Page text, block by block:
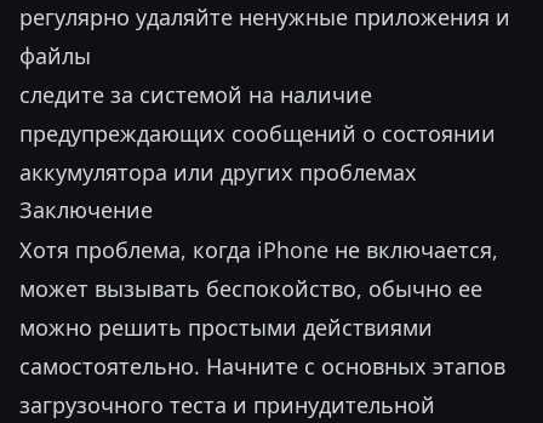
регулярно удаляйте ненужные приложения и
файлы
следите за системой на наличие
предупреждающих сообщений о состоянии
аккумулятора или других проблемах
Заключение
Хотя проблема, когда iPhone не включается,
может вызывать беспокойство, обычно ее
можно решить простыми действиями
самостоятельно. Начните с основных этапов
загрузочного теста и принудительной